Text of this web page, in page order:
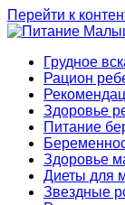
Перейти к
Грудное
Рацион
Здоровье
Питание
Здоровье
Диеты для
Звездные